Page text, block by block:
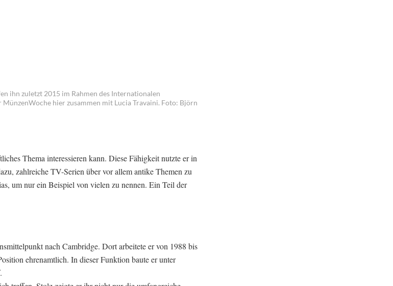
ihn zuletzt 2015 im Rahmen des Internationalen
hier zusammen mit Lucia Travaini. Foto: Björn
Thema interessieren kann. Diese Fähigkeit nutzte er in
zahlreiche TV-Serien über vor allem antike Themen zu
um nur ein Beispiel von vielen zu nennen. Ein Teil der
nach Cambridge. Dort arbeitete er von 1988 bis
ehrenamtlich. In dieser Funktion baute er unter